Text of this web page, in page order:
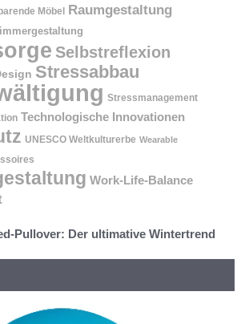
Möbel Raumgestaltung
Selbstreflexion
Stressabbau
Stressmanagement
Technologische Innovationen
UNESCO Weltkulturerbe Wearable
Work-Life-Balance
Pullover: Der ultimative Wintertrend